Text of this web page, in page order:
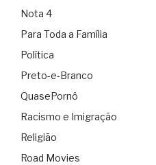
Nota 4
Para Toda a Família
Política
Preto-e-Branco
QuasePornô
Racismo e Imigração
Religião
Road Movies